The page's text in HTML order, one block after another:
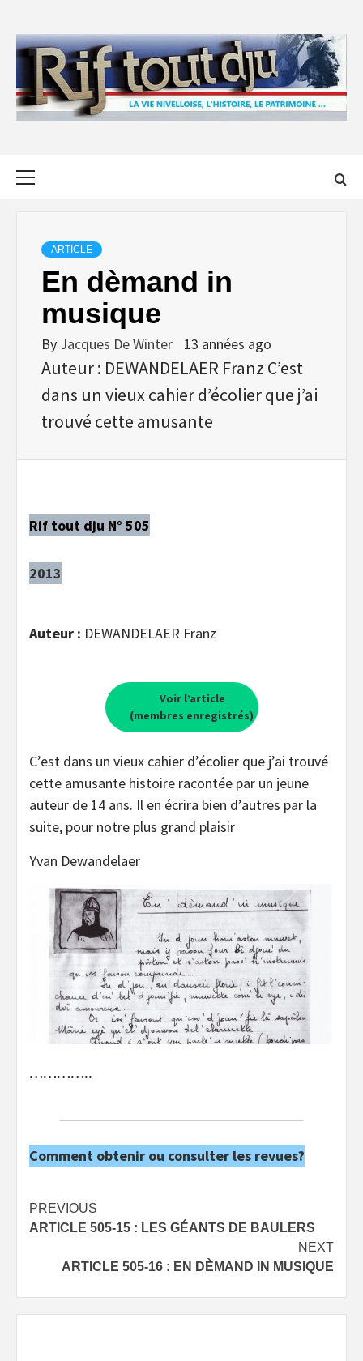
content
ARTICLE
En dèmand in
musique
By Jacques De Winter 13 années ago
Auteur : DEWANDELAER Franz C’est
dans un vieux cahier d’écolier que j’ai
trouvé cette amusante
Rif tout dju N° 505
2013
Auteur : DEWANDELAER Franz
Voir l’article
(membres enregistrés)
C’est dans un vieux cahier d’écolier que j’ai trouvé
cette amusante histoire racontée par un jeune
auteur de 14 ans. Il en écrira bien d’autres par la
suite, pour notre plus grand plaisir
Yvan Dewandelaer
…………..
Comment obtenir ou consulter les revues?
Post
navigation
PREVIOUS
ARTICLE 505-15 : LES GÉANTS DE BAULERS
NEXT
ARTICLE 505-16 : EN DÈMAND IN MUSIQUE